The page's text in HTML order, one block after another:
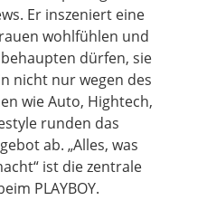
Er inszeniert eine
wohlfühlen und
dürfen, sie
nicht nur wegen des
wie Auto, Hightech,
runden das
ab. „Alles, was
ist die zentrale
PLAYBOY.